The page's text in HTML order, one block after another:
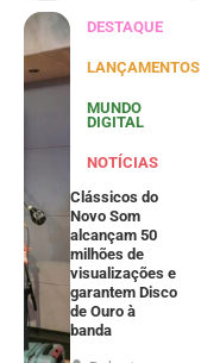
DESTAQUE
LANÇAMENTOS
MUNDO
DIGITAL
NOTÍCIAS
Clássicos do
Novo Som
alcançam 50
milhões de
visualizações e
garantem Disco
de Ouro à
banda